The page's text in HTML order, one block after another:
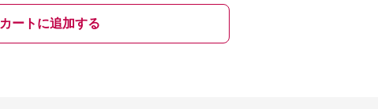
カートに追加する